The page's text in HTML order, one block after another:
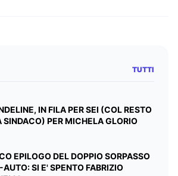
TUTTI
IN FILA PER SEI (COL RESTO
SINDACO) PER MICHELA GLORIO
EPILOGO DEL DOPPIO SORPASSO
SI E' SPENTO FABRIZIO